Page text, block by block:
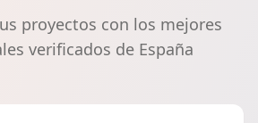
proyectos con los mejores
verificados de España